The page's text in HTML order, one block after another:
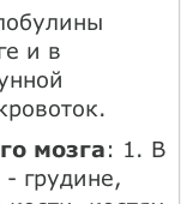
и в
мозга: 1. В
- грудине,